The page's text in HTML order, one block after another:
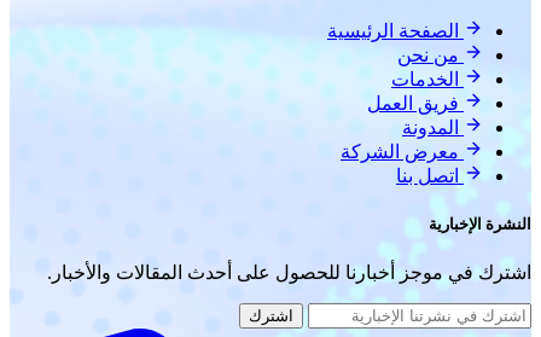
الصفحة الرئيسية
من نحن
الخدمات
فريق العمل
المدونة
معرض الشركة
اتصل بنا
النشرة الإخبارية
اشترك في موجز أخبارنا للحصول على أحدث المقالات والأخبار.
اشترك